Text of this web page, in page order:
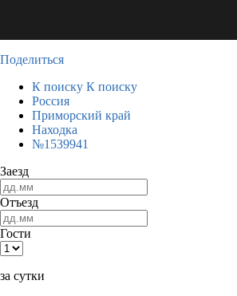
Поделиться
К поиску К поиску
Россия
Приморский край
Находка
№1539941
Заезд
Отъезд
Гости
за сутки